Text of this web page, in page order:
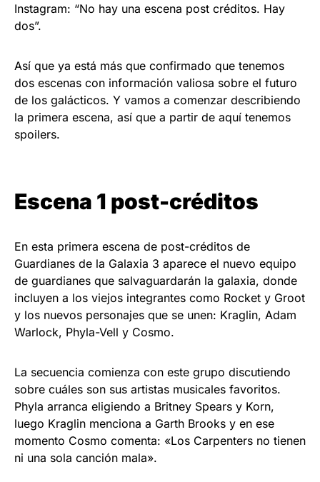
Instagram: “No hay una escena post créditos. Hay
dos”.
Así que ya está más que confirmado que tenemos
dos escenas con información valiosa sobre el futuro
de los galácticos. Y vamos a comenzar describiendo
la primera escena, así que a partir de aquí tenemos
spoilers.
Escena 1 post-créditos
En esta primera escena de post-créditos de
Guardianes de la Galaxia 3 aparece el nuevo equipo
de guardianes que salvaguardarán la galaxia, donde
incluyen a los viejos integrantes como Rocket y Groot
y los nuevos personajes que se unen: Kraglin, Adam
Warlock, Phyla-Vell y Cosmo.
La secuencia comienza con este grupo discutiendo
sobre cuáles son sus artistas musicales favoritos.
Phyla arranca eligiendo a Britney Spears y Korn,
luego Kraglin menciona a Garth Brooks y en ese
momento Cosmo comenta: «Los Carpenters no tienen
ni una sola canción mala».